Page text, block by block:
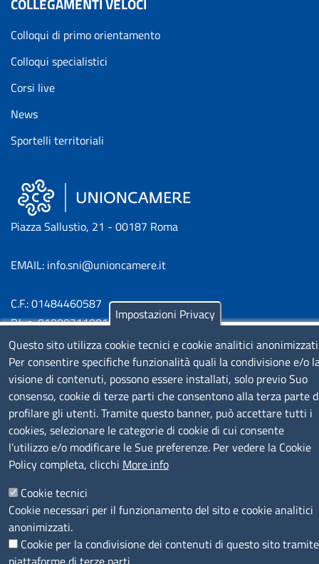
Colloqui di primo orientamento
Colloqui specialistici
Corsi live
News
Sportelli territoriali
Piazza Sallustio, 21 - 00187 Roma
EMAIL: info.sni@unioncamere.it
C.F.: 01484460587
P.Iva: 01000211001
SERVIZIO REALIZZATO DA
Impostazioni Privacy
Questo sito utilizza cookie tecnici e cookie analitici
Per consentire specifiche funzionalità quali la condivisione e/o
visione di contenuti, possono essere installati, solo previo Suo
consenso, cookie di terze parti che consentono alla terza parte
profilare gli utenti. Tramite questo banner, può accettare tutti i
cookies, selezionare le categorie di cookie di cui consente
l’utilizzo e/o modificare le Sue preferenze. Per vedere la Cookie
Policy completa, clicchi More info
Cookie tecnici
Cookie necessari per il funzionamento del sito e cookie analitici
anonimizzati.
Cookie per la condivisione dei contenuti di questo sito tramite